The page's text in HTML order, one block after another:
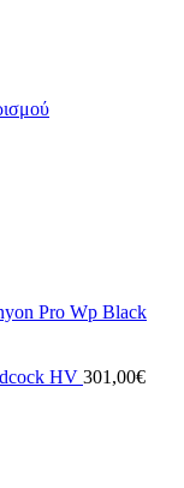
Pro Wp Black
HV 301,00€